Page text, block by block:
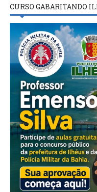
CURSO GABARITANDO